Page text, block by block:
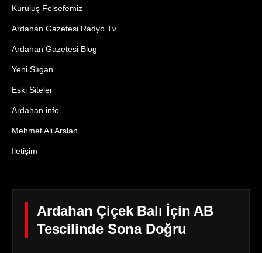
Kuruluş Felsefemiz
Ardahan Gazetesi Radyo Tv
Ardahan Gazetesi Blog
Yeni Slıgan
Eski Siteler
Ardahan info
Mehmet Ali Arslan
İletişim
Ardahan Çiçek Balı İçin AB
Tescilinde Sona Doğru